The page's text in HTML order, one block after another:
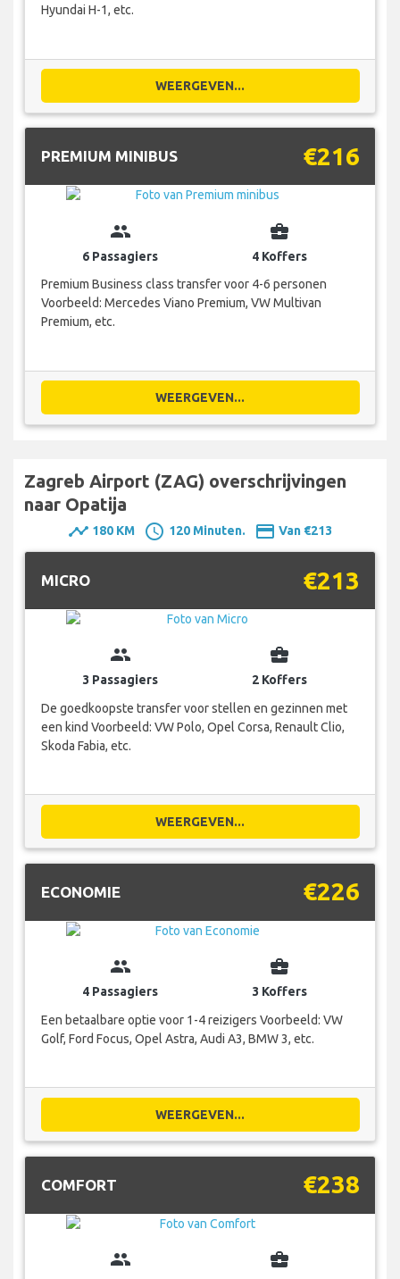
Hyundai H-1, etc.
WEERGEVEN...
PREMIUM MINIBUS €216
group
6 Passagiers
business_center
4 Koffers
Premium Business class transfer voor 4-6 personen
Voorbeeld: Mercedes Viano Premium, VW Multivan
Premium, etc.
WEERGEVEN...
Zagreb Airport (ZAG) overschrijvingen
naar Opatija
timeline 180 KM schedule 120 Minuten. payment Van €213
MICRO €213
group
3 Passagiers
business_center
2 Koffers
De goedkoopste transfer voor stellen en gezinnen met
een kind Voorbeeld: VW Polo, Opel Corsa, Renault Clio,
Skoda Fabia, etc.
WEERGEVEN...
ECONOMIE €226
group
4 Passagiers
business_center
3 Koffers
Een betaalbare optie voor 1-4 reizigers Voorbeeld: VW
Golf, Ford Focus, Opel Astra, Audi A3, BMW 3, etc.
WEERGEVEN...
COMFORT €238
group business_center